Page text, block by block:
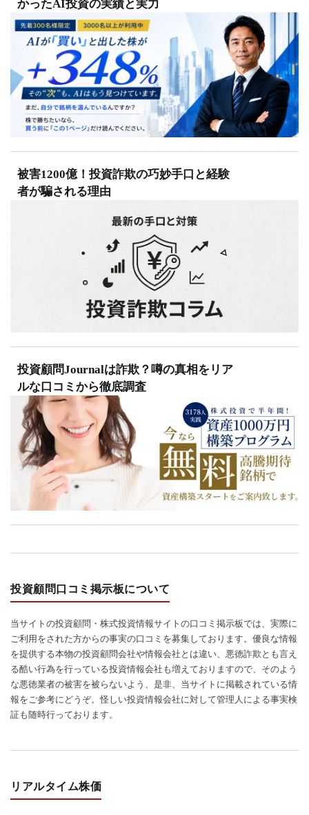
かったAI投資の実績と実力
被害1200億！投資詐欺の巧妙手口と経験
者が騙される理由
投資顧問Journalは詐欺？噂の真相をリア
ルな口コミから徹底調査
投資顧問口コミ掲示板について
当サイトの投資顧問・株式投資情報サイトの口コミ掲示板では、実際に
ご利用をされた方からの事実の口コミを募集しております。優良な情報
を提供する本物の投資顧問会社や情報会社とは違い、悪徳詐欺とも言え
る酷い行為を行っている投資情報会社も増えておりますので、そのよう
な悪徳業者の被害を被らないよう、是非、当サイトに掲載されている情
報をご参考にどうぞ。怪しい投資情報会社に対して管理人による事実検
証も随時行っております。
リアルタイム株価